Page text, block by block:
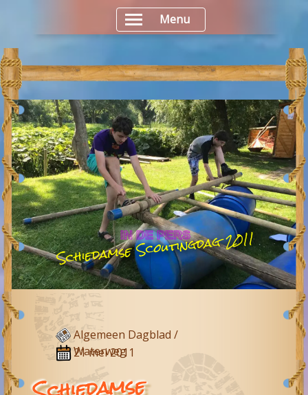
IN DE PERS
Schiedamse Scoutingdag 2011
Algemeen Dagblad /
Waterweg
21 mei 2011
Menu